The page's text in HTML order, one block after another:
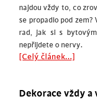
najdou vždy to, co
se propadlo pod
rad, jak si s
nepřijdete o nervy.
[Celý článek...]
Dekorace vždy a